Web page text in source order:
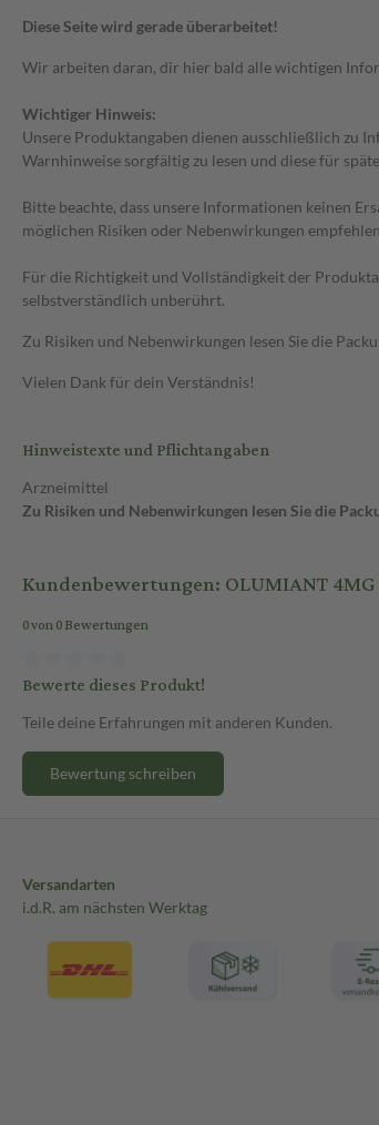
Diese Seite wird gerade überarbeitet!
Wir arbeiten daran, dir hier bald alle wichtigen
Wichtiger Hinweis:
Unsere Produktangaben dienen ausschließlich zu
Warnhinweise sorgfältig zu lesen und diese für
Bitte beachte, dass unsere Informationen keinen
möglichen Risiken oder Nebenwirkungen
Für die Richtigkeit und Vollständigkeit der
selbstverständlich unberührt.
Zu Risiken und Nebenwirkungen lesen Sie die
Vielen Dank für dein Verständnis!
Hinweistexte und Pflichtangaben
Arzneimittel
Zu Risiken und Nebenwirkungen lesen Sie die
Kundenbewertungen: OLUMIANT 4MG
0 von 0 Bewertungen
Bewerte dieses Produkt!
Teile deine Erfahrungen mit anderen Kunden.
Bewertung schreiben
Versandarten
i.d.R. am nächsten Werktag